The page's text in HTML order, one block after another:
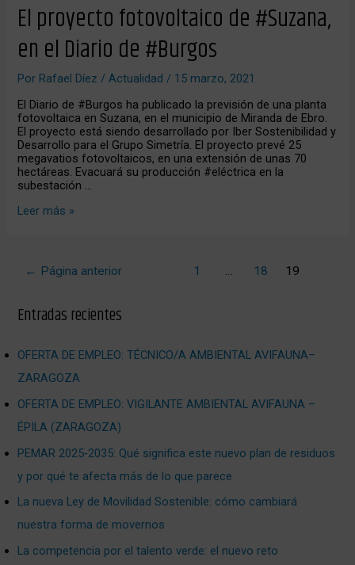
El proyecto fotovoltaico de #Suzana,
en el Diario de #Burgos
Por Rafael Díez/Actualidad / 15 marzo, 2021
El Diario de #Burgos ha publicado la previsión de una planta
fotovoltaica en Suzana, en el municipio de Miranda de Ebro.
El proyecto está siendo desarrollado por Iber Sostenibilidad y
Desarrollo para el Grupo Simetría. El proyecto prevé 25
megavatios fotovoltaicos, en una extensión de unas 70
hectáreas. Evacuará su producción #eléctrica en la
subestación …
El
proyecto
de
en
Diario
de
#Burgos
Leer más »
← Página anterior 1 … 18 19
Entradas recientes
OFERTA DE EMPLEO: TÉCNICO/A AMBIENTAL AVIFAUNA–
ZARAGOZA
OFERTA DE EMPLEO: VIGILANTE AMBIENTAL AVIFAUNA –
ÉPILA (ZARAGOZA)
PEMAR 2025‑2035: Qué significa este nuevo plan de residuos
y por qué te afecta más de lo que parece
La nueva Ley de Movilidad Sostenible: cómo cambiará
nuestra forma de movernos
La competencia por el talento verde: el nuevo reto